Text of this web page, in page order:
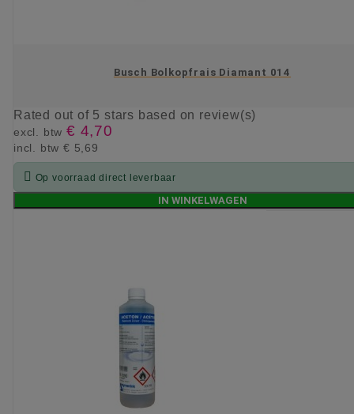
Busch Bolkopfrais Diamant 014
Rated out of 5 stars based on review(s)
excl. btw € 4,70
incl. btw € 5,69
 Op voorraad direct leverbaar
IN WINKELWAGEN